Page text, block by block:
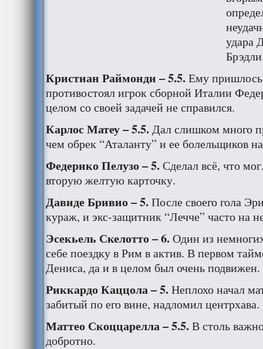
удара
Кристиан Раймонди – 5.5.Ему пришлось
противостоял игрок сборной Италии
целом со своей задачей не справился.
Карлос Матеу – 5.5.Дал слишком много
чем обрек “Аталанту” и ее болельщиков
Федерико Пелузо – 5.Сделал всё, что
вторую желтую карточку.
Давиде Бривио – 5.После своего гола
кураж, и экс-защитник “Лечче” часто на
Эсекьель Скелотто – 6.Один из
себе поездку в Рим в актив. В первом
Дениса, да и в целом был очень подвижен.
Риккардо Каццола – 5.Неплохо начал
забитый по его вине, надломил центрхава.
Маттео Скоццарелла – 5.5.В столь
добротно.